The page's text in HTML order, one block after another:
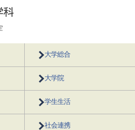
大学総合
大学院
学生生活
社会連携